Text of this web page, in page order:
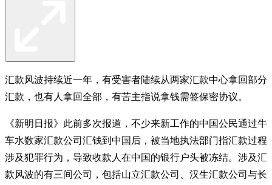
汇款风波持续近一年，有受害者陆续从两家汇款中心拿回部分
汇款，也有人拿回全部，有苦主指说拿钱需签保密协议。
《新明日报》此前多次报道，不少来新工作的中国公民通过牛
车水数家汇款公司汇钱到中国后，被当地执法部门指汇款过程
涉及犯罪行为，导致收款人在中国的银行户头被冻结。涉及汇
款风波的有三间公司，包括山立汇款公司、汉生汇款公司与长